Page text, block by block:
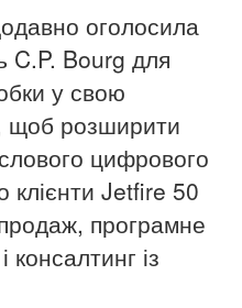
оголосила
C.P. Bourg для
у свою
щоб розширити
цифрового
Jetfire 50
програмне
консалтинг із